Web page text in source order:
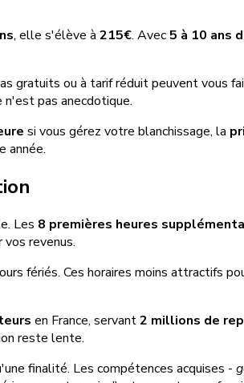
, elle s'élève à 215€. Avec5 à 10 ans
gratuits ou à tarif réduit peuvent vous
pas anecdotique.
si vous gérez votre blanchissage, la
année.
Les 8 premières heures
revenus.
fériés. Ces horaires moins attractifs
en France, servant2 millions de
reste lente.
finalité. Les compétences acquises -